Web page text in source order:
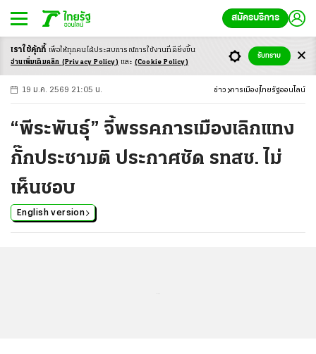
สมัครบริการ
-ก ก ก+
19 ม.ค. 2569 21:05 น. ข่าว การเมือง ไทยรัฐออนไลน์
“พีระพันธุ์” จี้พรรคการเมืองเลิกแทง
กั๊กประชามติ ประกาศชัด รทสช. ไม่
เห็นชอบ
English version
เราใช้คุ้กกี้ เพื่อให้ทุกคนได้ประสบการณ์การใช้งานที่ดียิ่งขึ้น
อ่านเพิ่มเติมคลิก (Privacy Policy) และ (Cookie Policy)
รับทราบ